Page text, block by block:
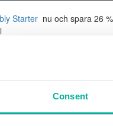
Consent
Starter nu och spara 26 %
besökare/mån